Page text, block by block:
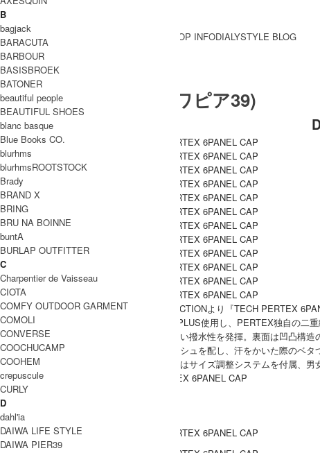
BRAND一覧
BRAND一覧
SHOP INFODIALYSTYLE BLOG
DAIWA PIER39 (ダイワピア39)
DAIWA PIER39(ダイワピア39) 26SS COLLECTIONより『TECH PERTEX
PERTEX EQUILIBRIUM MADE FROM NETPLUS使用し、PERTEX独自の二重
表面には耐久撥水加工を付与している為、高い撥水性を発揮。裏面は凹凸構
シンプルな６ポケットキャップ。裏地にメッシュを配し、汗をかいた際のベタ
ベーシックに見えながらも機能的で、背面にはサイズ調整システムを付属、男
DAIWA PIER39(ダイワピア39) TECH PERTEX 6PANEL CAP
COODINATE
B
bagjack
BARACUTA
BARBOUR
BASISBROEK
BATONER
beautiful people
BEAUTIFUL SHOES
blanc basque
Blue Books CO.
blurhms
blurhmsROOTSTOCK
Brady
BRAND X
BRING
BRU NA BOINNE
buntA
BURLAP OUTFITTER
C
Charpentier de Vaisseau
CIOTA
COMFY OUTDOOR GARMENT
COMOLI
CONVERSE
COOCHUCAMP
COOHEM
crepuscule
CURLY
D
dahl'ia
DAIWA LIFE STYLE
DAIWA PIER39